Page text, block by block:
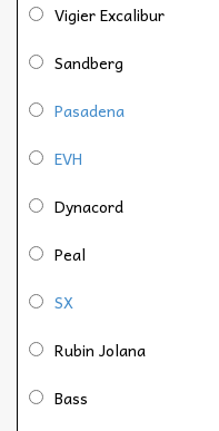
Vigier Excalibur
Sandberg
Pasadena
EVH
Dynacord
Peal
SX
Rubin Jolana
Bass